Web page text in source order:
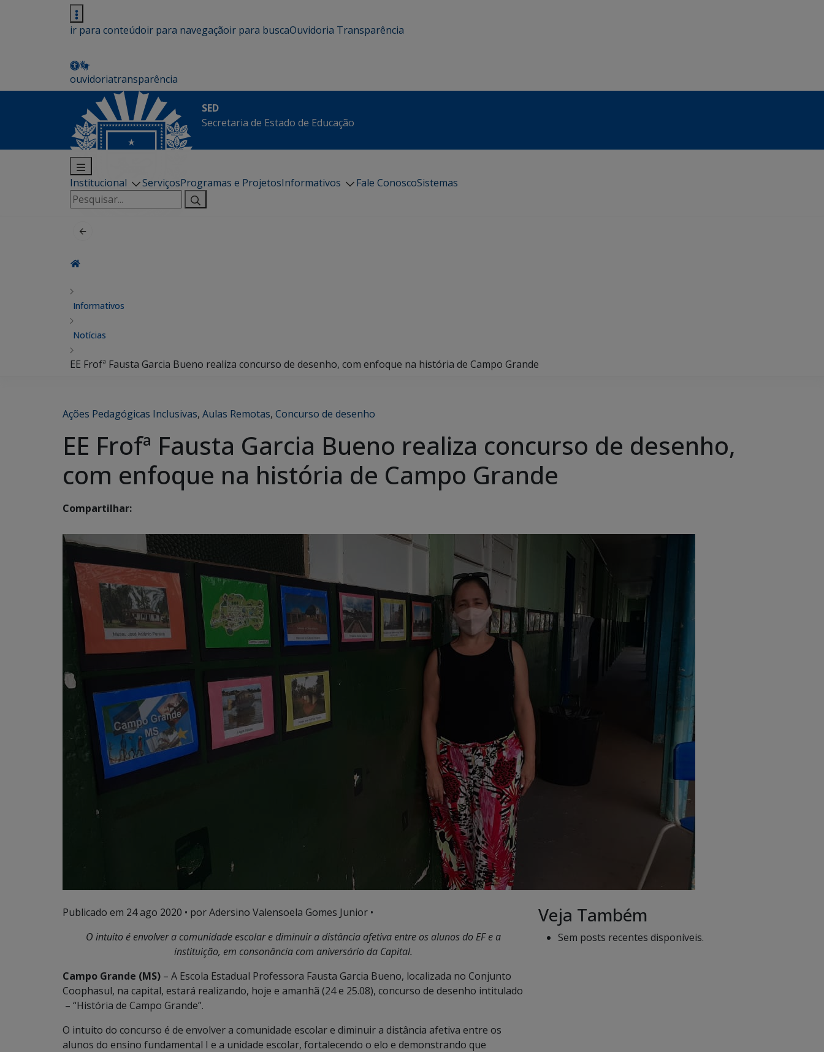
ir para conteúdoir para navegaçãoir para buscaOuvidoria Transparência
ouvidoriatransparência
SED
Secretaria de Estado de Educação
Institucional ServiçosProgramas e ProjetosInformativos Fale ConoscoSistemas
Pesquisar
por:
Informativos
Notícias
EE Frofª Fausta Garcia Bueno realiza concurso de desenho, com enfoque na história de Campo Grande
Ações Pedagógicas Inclusivas, Aulas Remotas, Concurso de desenho
EE Frofª Fausta Garcia Bueno realiza concurso de desenho,
com enfoque na história de Campo Grande
Compartilhar:
Publicado em 24 ago 2020 • por Adersino Valensoela Gomes Junior •
O intuito é envolver a comunidade escolar e diminuir a distância afetiva entre os alunos do EF e a
instituição, em consonância com aniversário da Capital.
Campo Grande (MS) – A Escola Estadual Professora Fausta Garcia Bueno, localizada no Conjunto
Coophasul, na capital, estará realizando, hoje e amanhã (24 e 25.08), concurso de desenho intitulado
– “História de Campo Grande”.
O intuito do concurso é de envolver a comunidade escolar e diminuir a distância afetiva entre os
alunos do ensino fundamental I e a unidade escolar, fortalecendo o elo e demonstrando que
Veja Também
Sem posts recentes disponíveis.